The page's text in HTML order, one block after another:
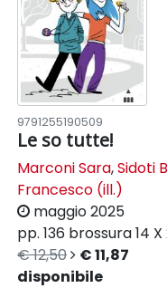
9791255190509
Le so tutte!
Marconi Sara,Sidoti
Francesco (ill.)
maggio 2025
pp. 136 brossura14
€ 12,50
€ 11,87
disponibile